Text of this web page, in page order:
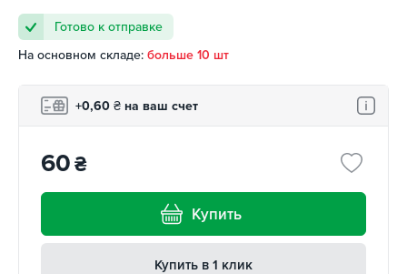
Готово к отправке
На основном складе: больше 10 шт
+0,60 ₴ на ваш счет
60₴
Купить
Купить в 1 клик